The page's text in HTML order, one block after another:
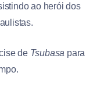
ao herói dos
de Tsubasa para